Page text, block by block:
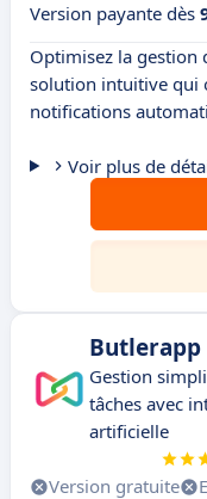
Version payante dès
Optimisez la gestion
solution intuitive qui
notifications
Voir plus de
Butlerapp
Gestion
tâches avec
artificielle
Version gratuite